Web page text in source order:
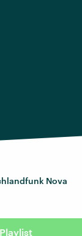
Nova
Playlist